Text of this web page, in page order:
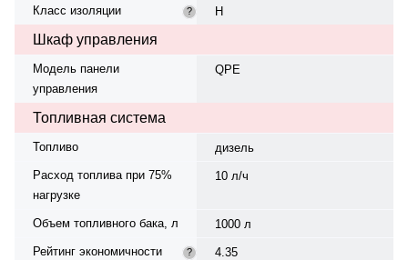
Класс изоляции
? H
Шкаф управления
Модель панели
управления
QPE
Топливная система
Топливо
дизель
Расход топлива при 75%
нагрузке
10 л/ч
Объем топливного бака, л
1000 л
Рейтинг экономичности
? 4.35